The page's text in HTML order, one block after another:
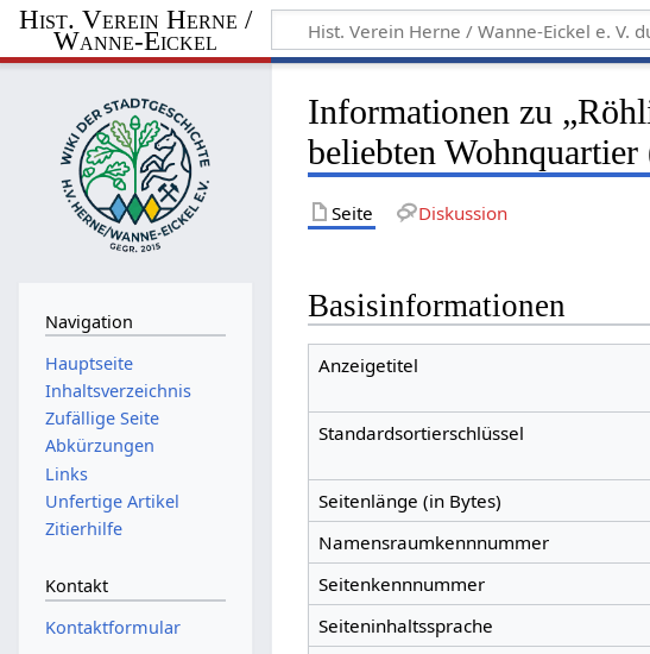
Hist. Verein Herne /
Wanne-Eickel
Informationen zu
beliebten
Seite Diskussion
Basisinformationen
Anzeigetitel
Standardsortierschlüssel
Seitenlänge (in Bytes)
Namensraumkennnummer
Seitenkennnummer
Seiteninhaltssprache
Navigation
Hauptseite
Inhaltsverzeichnis
Zufällige Seite
Abkürzungen
Links
Unfertige Artikel
Zitierhilfe
Kontakt
Kontaktformular